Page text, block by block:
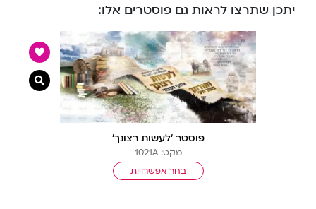
יתכן שתרצו לראות גם פוסטרים אלו:
פוסטר ‘לעשות רצונך’
מקט: 1021A
בחר אפשרויות
צפייה